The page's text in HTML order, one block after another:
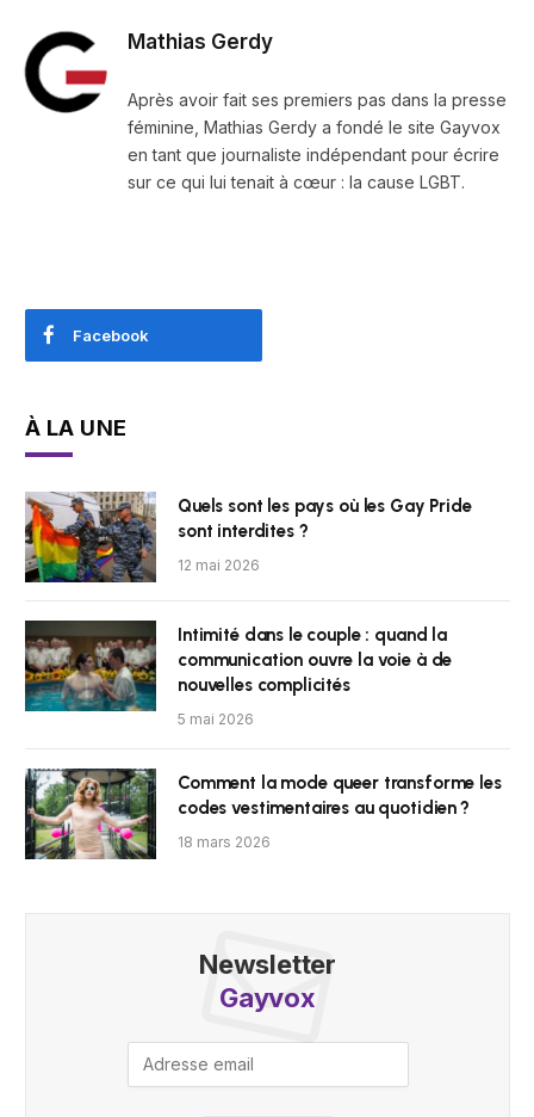
Mathias Gerdy
Après avoir fait ses premiers pas dans la presse
féminine, Mathias Gerdy a fondé le site Gayvox
en tant que journaliste indépendant pour écrire
sur ce qui lui tenait à cœur : la cause LGBT.
Facebook
À LA UNE
Quels sont les pays où les Gay Pride
sont interdites ?
12 mai 2026
Intimité dans le couple : quand la
communication ouvre la voie à de
nouvelles complicités
5 mai 2026
Comment la mode queer transforme les
codes vestimentaires au quotidien ?
18 mars 2026
Newsletter
Gayvox